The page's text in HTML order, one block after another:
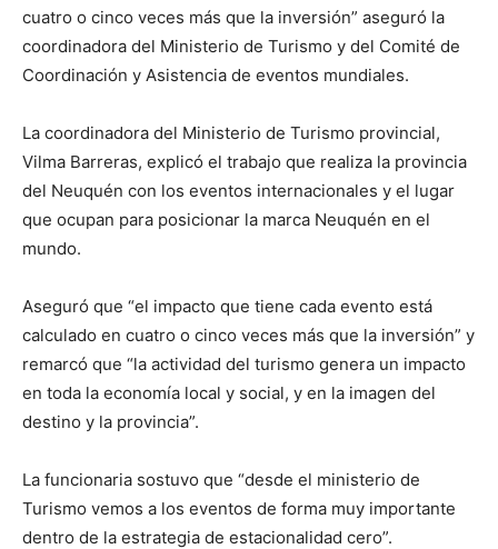
cuatro o cinco veces más que la inversión” aseguró la
coordinadora del Ministerio de Turismo y del Comité de
Coordinación y Asistencia de eventos mundiales.
La coordinadora del Ministerio de Turismo provincial,
Vilma Barreras, explicó el trabajo que realiza la provincia
del Neuquén con los eventos internacionales y el lugar
que ocupan para posicionar la marca Neuquén en el
mundo.
Aseguró que “el impacto que tiene cada evento está
calculado en cuatro o cinco veces más que la inversión” y
remarcó que “la actividad del turismo genera un impacto
en toda la economía local y social, y en la imagen del
destino y la provincia”.
La funcionaria sostuvo que “desde el ministerio de
Turismo vemos a los eventos de forma muy importante
dentro de la estrategia de estacionalidad cero”.